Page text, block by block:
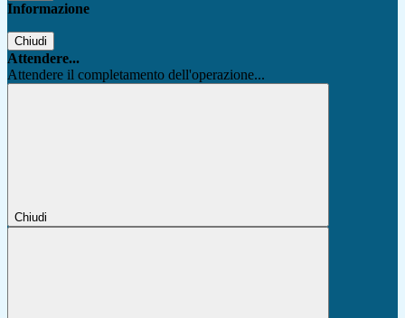
Informazione
Chiudi
Attendere...
Attendere il completamento dell'operazione...
Chiudi